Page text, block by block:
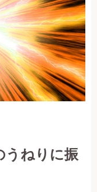
うねりに振